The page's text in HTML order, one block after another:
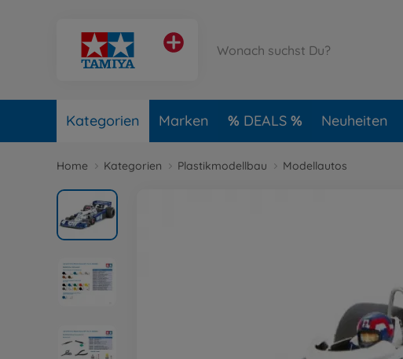
Kategorien Marken DEALS Neuheiten
Home Kategorien Plastikmodellbau Modellautos